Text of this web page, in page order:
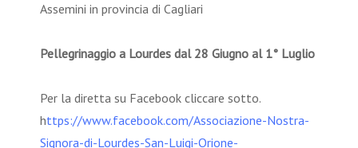
Assemini in provincia di Cagliari
Pellegrinaggio a Lourdes dal 28 Giugno al 1° Luglio
Per la diretta su Facebook cliccare sotto.
https://www.facebook.com/Associazione-Nostra-
Signora-di-Lourdes-San-Luigi-Orione-